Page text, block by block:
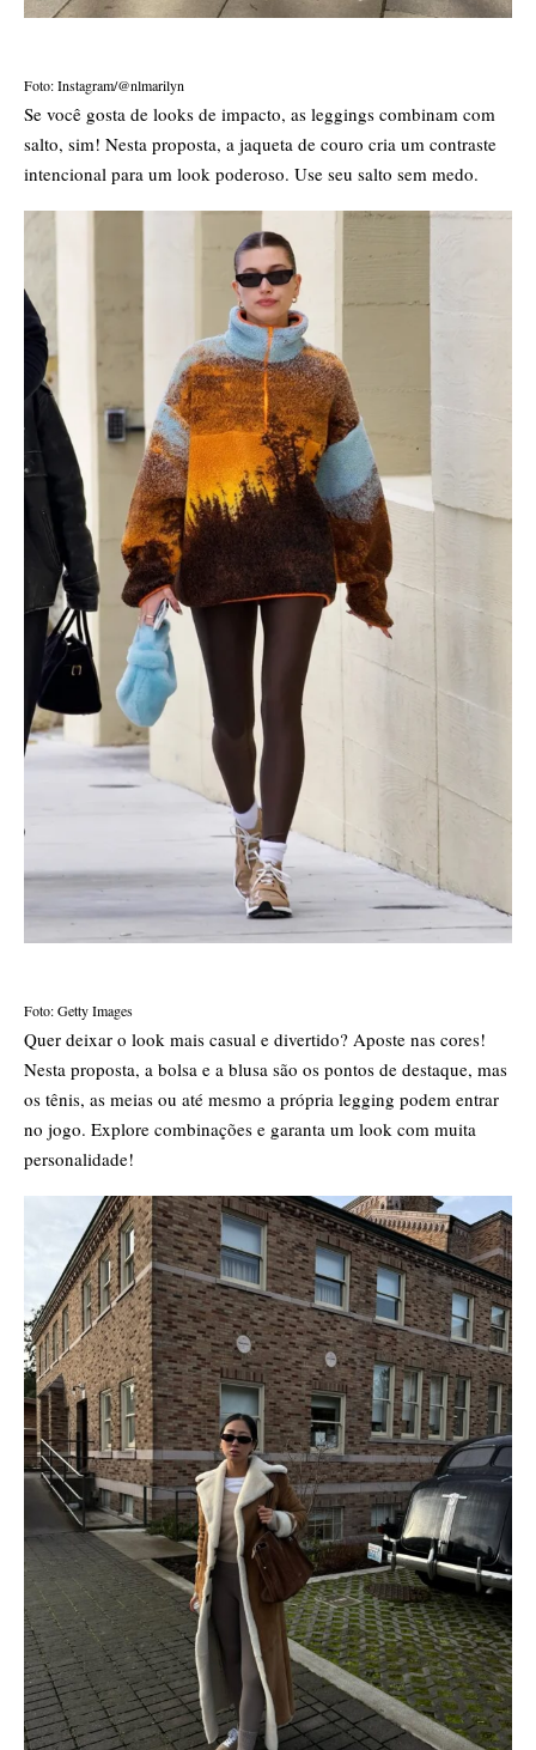
Foto: Instagram/@nlmarilyn
Se você gosta de looks de impacto, as leggings combinam com
salto, sim! Nesta proposta, a jaqueta de couro cria um contraste
intencional para um look poderoso. Use seu salto sem medo.
Foto: Getty Images
Quer deixar o look mais casual e divertido? Aposte nas cores!
Nesta proposta, a bolsa e a blusa são os pontos de destaque, mas
os tênis, as meias ou até mesmo a própria legging podem entrar
no jogo. Explore combinações e garanta um look com muita
personalidade!